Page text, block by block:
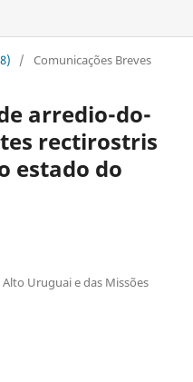
/ Comunicações Breves
arredio-do-
rectirostris
estado do
Uruguai e das Missões